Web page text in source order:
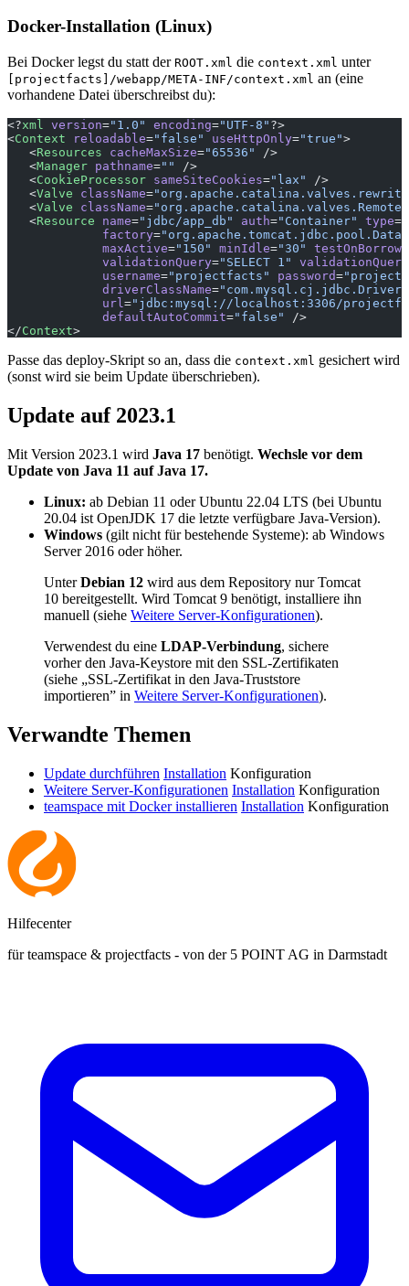
Docker-Installation (Linux)
Bei Docker legst du statt der ROOT.xml die context.xml unter
[projectfacts]/webapp/META-INF/context.xml an (eine
vorhandene Datei überschreibst du):
<?xml version="1.0" encoding="UTF-8" ?>
<Context reloadable="false" useHttpOnly="true">
   <
Resources cacheMaxSize="65536"
/>
   <
Manager pathname=""
/>
   <
CookieProcessor sameSiteCookies="lax"
/>
   <
Valve className=
   <
Valve className=
   <
Resource name="jdbc/app_db" auth="Container" type=
             factory
=
             maxActive
="150" minIdle="30" testOnBorrow
             validationQuery
="SELECT 1"
             username
="projectfacts" password=
             driverClassName
="com.mysql.cj.jdbc.Driver"
             url
="jdbc:mysql://localhost:3306/
             defaultAutoCommit
="false"
/>
</Context>
Passe das deploy-Skript so an, dass die context.xml gesichert wird
(sonst wird sie beim Update überschrieben).
Update auf 2023.1
Mit Version 2023.1 wird Java 17 benötigt. Wechsle vor dem
Update von Java 11 auf Java 17.
Linux: ab Debian 11 oder Ubuntu 22.04 LTS (bei Ubuntu
20.04 ist OpenJDK 17 die letzte verfügbare Java-Version).
Windows (gilt nicht für bestehende Systeme): ab Windows
Server 2016 oder höher.
UnterDebian 12 wird aus dem Repository nur Tomcat
10 bereitgestellt. Wird Tomcat 9 benötigt, installiere ihn
manuell (siehe Weitere Server-Konfigurationen).
Verwendest du eine LDAP-Verbindung, sichere
vorher den Java-Keystore mit den SSL-Zertifikaten
(siehe „SSL-Zertifikat in den Java-Truststore
importieren” in Weitere Server-Konfigurationen).
Verwandte Themen
Update durchführen Installation Konfiguration
Weitere Server-Konfigurationen Installation Konfiguration
teamspace mit Docker installieren Installation Konfiguration
Hilfecenter
für teamspace & projectfacts - von der 5 POINT AG in Darmstadt